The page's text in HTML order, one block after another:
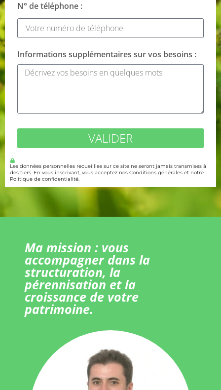
N° de téléphone :
Informations supplémentaires sur vos besoins :
VALIDER
Les données personnelles recueillies sur ce site ne seront jamais transmises à
des tiers. En vous inscrivant, vous acceptez nos Conditions générales et notre
Politique de confidentialité.
Ma mission : vous
accompagner dans la
structuration, la
pérennisation et la
croissance de votre
patrimoine.